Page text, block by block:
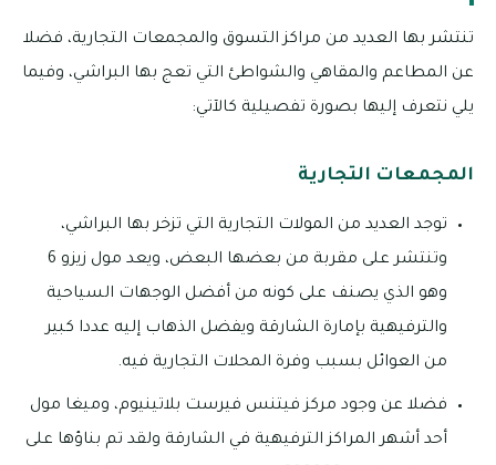
تنتشر بها العديد من مراكز التسوق والمجمعات التجارية، فضلا
عن المطاعم والمقاهي والشواطئ التي تعج بها البراشي، وفيما
يلي نتعرف إليها بصورة تفصيلية كالآتي:
المجمعات التجارية
توجد العديد من المولات التجارية التي تزخر بها البراشي،
وتنتشر على مقربة من بعضها البعض، ويعد مول زيزو 6
وهو الذي يصنف على كونه من أفضل الوجهات السياحية
والترفيهية بإمارة الشارقة ويفضل الذهاب إليه عددا كبير
من العوائل بسبب وفرة المحلات التجارية فيه.
فضلا عن وجود مركز فيتنس فيرست بلاتينيوم، وميغا مول
أحد أشهر المراكز الترفيهية في الشارقة ولقد تم بناؤها على